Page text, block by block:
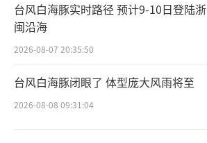
台风白海豚实时路径 预计9-10日登陆浙
闽沿海
2026-08-07 20:35:50
台风白海豚闭眼了 体型庞大风雨将至
2026-08-08 09:31:04